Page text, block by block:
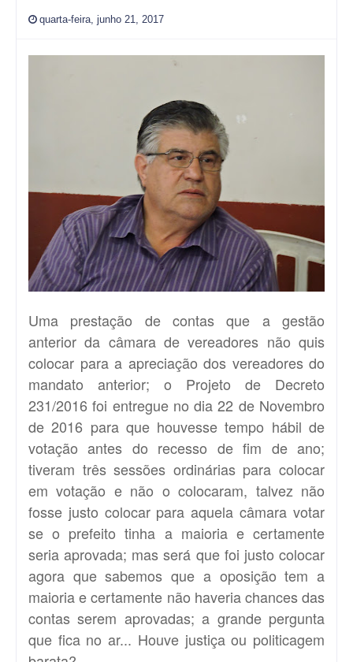
quarta-feira, junho 21, 2017
Uma prestação de contas que a gestão
anterior da câmara de vereadores não quis
colocar para a apreciação dos vereadores do
mandato anterior; o Projeto de Decreto
231/2016 foi entregue no dia 22 de Novembro
de 2016 para que houvesse tempo hábil de
votação antes do recesso de fim de ano;
tiveram três sessões ordinárias para colocar
em votação e não o colocaram, talvez não
fosse justo colocar para aquela câmara votar
se o prefeito tinha a maioria e certamente
seria aprovada; mas será que foi justo colocar
agora que sabemos que a oposição tem a
maioria e certamente não haveria chances das
contas serem aprovadas; a grande pergunta
que fica no ar... Houve justiça ou politicagem